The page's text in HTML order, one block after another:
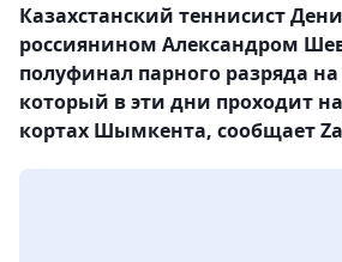
Казахстанский теннисист
россиянином Александром
полуфинал парного разряда
который в эти дни проходит
кортах Шымкента, сообщает